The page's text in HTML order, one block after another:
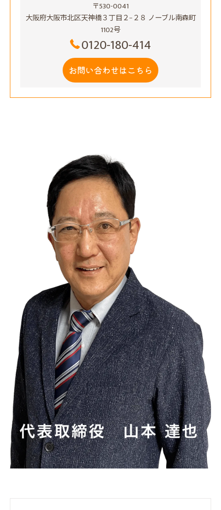
〒530-0041
大阪府大阪市北区天神橋３丁目２−２８ ノーブル南森町
1102号
0120-180-414
お問い合わせはこちら